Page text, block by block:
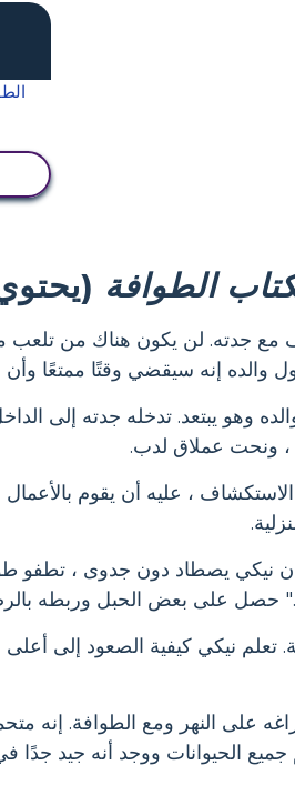
الطوافة
مع جدته. لن يكون هناك من تلعب
والده إنه سيقضي وقتًا ممتعًا
وهو يبتعد. تدخله جدته إلى
، ونحت عملاق لدب.
، عليه أن يقوم
كان نيكي يصطاد دون جدوى ، تطفو
على بعض الحبل وربطه
تعلم نيكي كيفية الصعود إلى
النهر ومع الطوافة. إنه
جميع الحيوانات ووجد أنه جيد جدًا